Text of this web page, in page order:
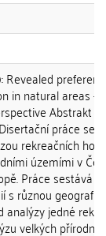
Revealed
in natural areas -
Abstrakt
práce se
rekreačních
územími v
Práce sestává
s různou
analýzy jedné
velkých